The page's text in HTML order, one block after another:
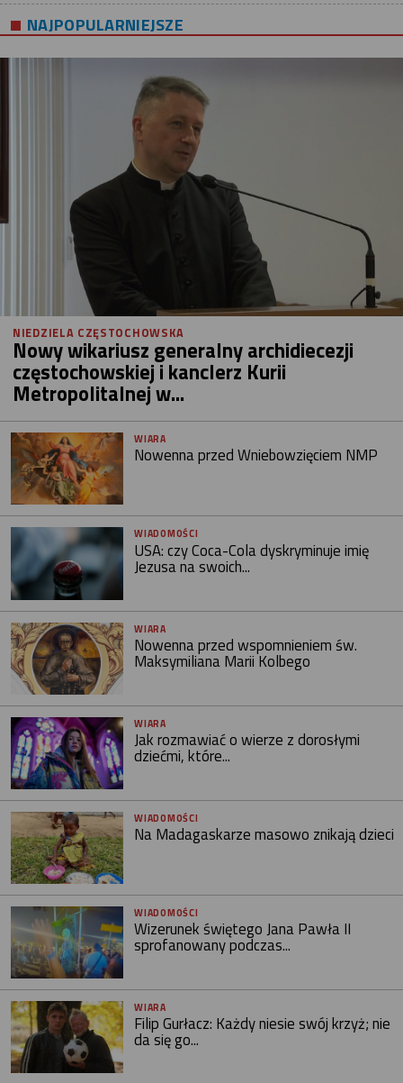
NAJPOPULARNIEJSZE
NIEDZIELA CZĘSTOCHOWSKA
Nowy wikariusz generalny archidiecezji
częstochowskiej i kanclerz Kurii
Metropolitalnej w...
WIARA
Nowenna przed Wniebowzięciem NMP
WIADOMOŚCI
USA: czy Coca-Cola dyskryminuje imię
Jezusa na swoich...
WIARA
Nowenna przed wspomnieniem św.
Maksymiliana Marii Kolbego
WIARA
Jak rozmawiać o wierze z dorosłymi
dziećmi, które...
WIADOMOŚCI
Na Madagaskarze masowo znikają dzieci
WIADOMOŚCI
Wizerunek świętego Jana Pawła II
sprofanowany podczas...
WIARA
Filip Gurłacz: Każdy niesie swój krzyż; nie
da się go...